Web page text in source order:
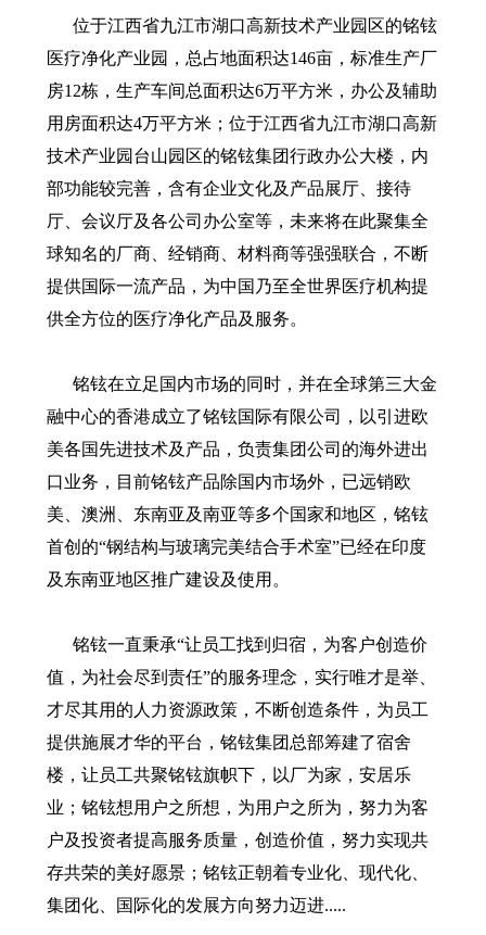
位于江西省九江市湖口高新技术产业园区的铭铉
医疗净化产业园，总占地面积达146亩，标准生产厂
房12栋，生产车间总面积达6万平方米，办公及辅助
用房面积达4万平方米；位于江西省九江市湖口高新
技术产业园台山园区的铭铉集团行政办公大楼，内
部功能较完善，含有企业文化及产品展厅、接待
厅、会议厅及各公司办公室等，未来将在此聚集全
球知名的厂商、经销商、材料商等强强联合，不断
提供国际一流产品，为中国乃至全世界医疗机构提
供全方位的医疗净化产品及服务。
铭铉在立足国内市场的同时，并在全球第三大金
融中心的香港成立了铭铉国际有限公司，以引进欧
美各国先进技术及产品，负责集团公司的海外进出
口业务，目前铭铉产品除国内市场外，已远销欧
美、澳洲、东南亚及南亚等多个国家和地区，铭铉
首创的“钢结构与玻璃完美结合手术室”已经在印度
及东南亚地区推广建设及使用。
铭铉一直秉承“让员工找到归宿，为客户创造价
值，为社会尽到责任”的服务理念，实行唯才是举、
才尽其用的人力资源政策，不断创造条件，为员工
提供施展才华的平台，铭铉集团总部筹建了宿舍
楼，让员工共聚铭铉旗帜下，以厂为家，安居乐
业；铭铉想用户之所想，为用户之所为，努力为客
户及投资者提高服务质量，创造价值，努力实现共
存共荣的美好愿景；铭铉正朝着专业化、现代化、
集团化、国际化的发展方向努力迈进.....